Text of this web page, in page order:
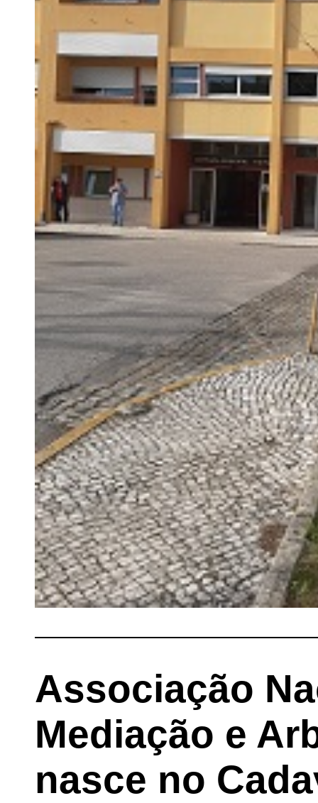
Associação
Mediação e
nasce no